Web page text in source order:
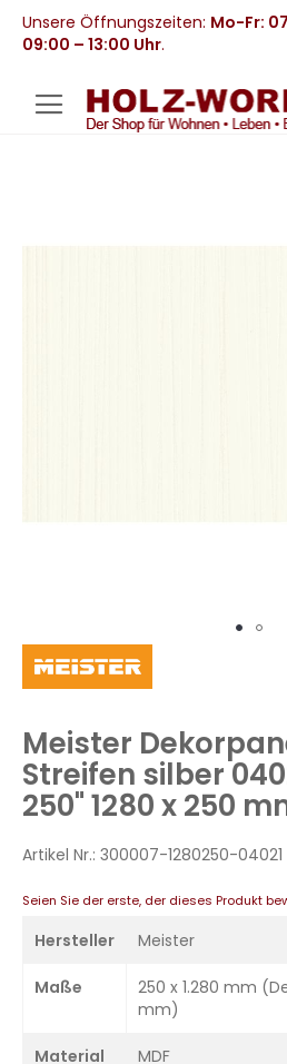
Unsere Öffnungszeiten: Mo-Fr:
09:00 – 13:00 Uhr.
Zum
Anfang
springen
Meister
Streifen silber
250" 1280 x 250
Artikel Nr.: 300007-1280250-04021
Seien Sie der erste, der dieses Produkt
Hersteller Meister
Maße
250 x 1.280 mm
mm)
Material MDF